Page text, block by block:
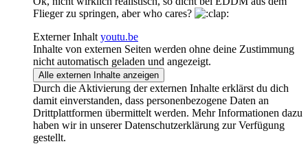
Flieger zu springen, aber who cares?
Externer Inhalt youtu.be
Inhalte von externen Seiten werden ohne deine Zustimmung
nicht automatisch geladen und angezeigt.
Alle externen Inhalte anzeigen
Durch die Aktivierung der externen Inhalte erklärst du dich
damit einverstanden, dass personenbezogene Daten an
Drittplattformen übermittelt werden. Mehr Informationen dazu
haben wir in unserer Datenschutzerklärung zur Verfügung
gestellt.